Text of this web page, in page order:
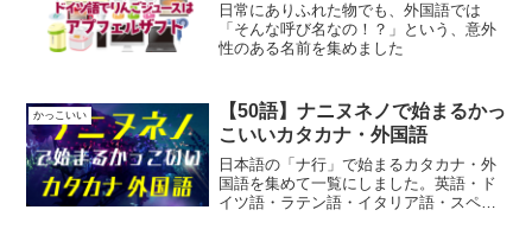
日常にありふれた物でも、外国語では
「そんな呼び名なの！？」という、意外
性のある名前を集めました
かっこいい
【50語】ナニヌネノで始まるかっ
こいいカタカナ・外国語
日本語の「ナ行」で始まるカタカナ・外
国語を集めて一覧にしました。英語・ド
イツ語・ラテン語・イタリア語・スペイ